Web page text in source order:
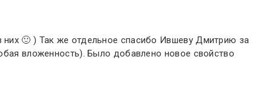
них 🙂 ) Так же отдельное спасибо Ившеву Дмитрию за
вложенность). Было добавлено новое свойство